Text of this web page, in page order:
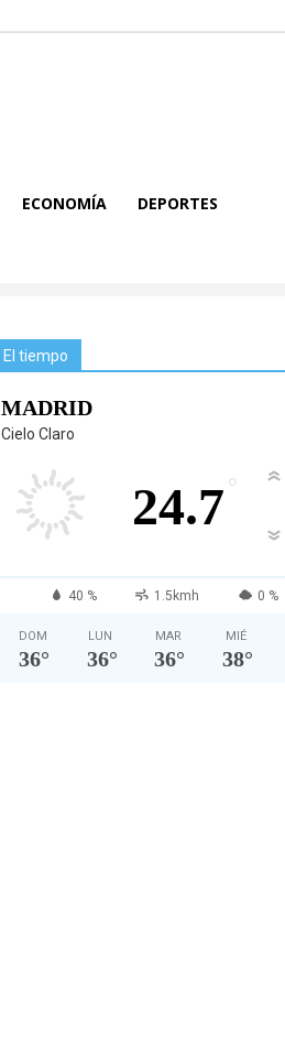
ECONOMÍA DEPORTES
El tiempo
MADRID
Cielo Claro
24.7 °
40 % 1.5kmh 0 %
DOM
36°
LUN
36°
MAR
36°
MIÉ
38°